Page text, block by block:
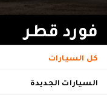
فورد قطر
كل السيارات
السيارات الجديدة